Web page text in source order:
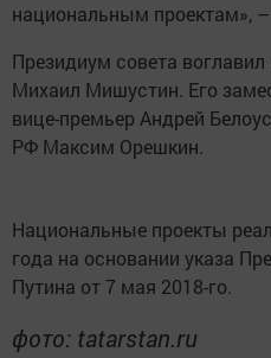
национальным проектам», –
Президиум совета
Михаил Мишустин. Его
вице-премьер Андрей
РФ Максим Орешкин.
Национальные проекты
года на основании указа
Путина от 7 мая 2018-го.
фото: tatarstan.ru